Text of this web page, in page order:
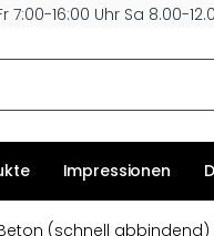
Fr 7:00-16:00 Uhr Sa 8.00-
Impressionen
(schnell